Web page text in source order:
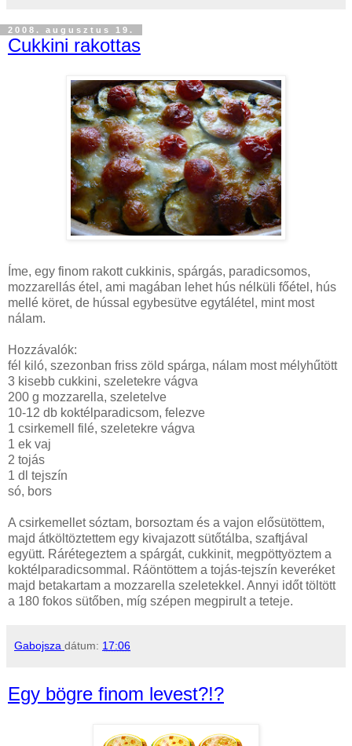
2008. augusztus 19.
Cukkini rakottas
Íme, egy finom rakott cukkinis, spárgás, paradicsomos,
mozzarellás étel, ami magában lehet hús nélküli főétel, hús
mellé köret, de hússal egybesütve egytálétel, mint most
nálam.
Hozzávalók:
fél kiló, szezonban friss zöld spárga, nálam most mélyhűtött
3 kisebb cukkini, szeletekre vágva
200 g mozzarella, szeletelve
10-12 db koktélparadicsom, felezve
1 csirkemell filé, szeletekre vágva
1 ek vaj
2 tojás
1 dl tejszín
só, bors
A csirkemellet sóztam, borsoztam és a vajon elősütöttem,
majd átköltöztettem egy kivajazott sütőtálba, szaftjával
együtt. Rárétegeztem a spárgát, cukkinit, megpöttyöztem a
koktélparadicsommal. Ráöntöttem a tojás-tejszín keveréket
majd betakartam a mozzarella szeletekkel. Annyi időt töltött
a 180 fokos sütőben, míg szépen megpirult a teteje.
Gabojsza dátum: 17:06
Egy bögre finom levest?!?